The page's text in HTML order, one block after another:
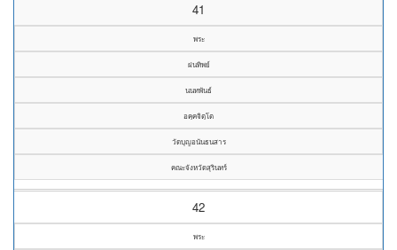
41
พระ
ฝนทิพย์
นนทพันธ์
อคฺคจิตฺโต
วัดบุญอนันธนสาร
คณะจังหวัดสุรินทร์
42
พระ